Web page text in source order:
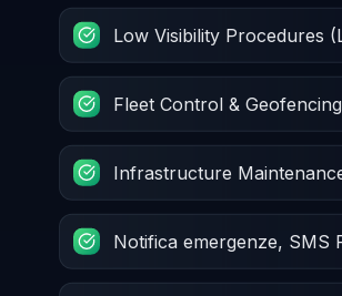
Low Visibility Procedures
Fleet Control &
Infrastructure
Notifica emergenze, SMS